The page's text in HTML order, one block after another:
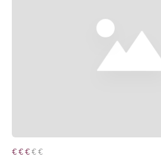
€ € € € €
€ € €